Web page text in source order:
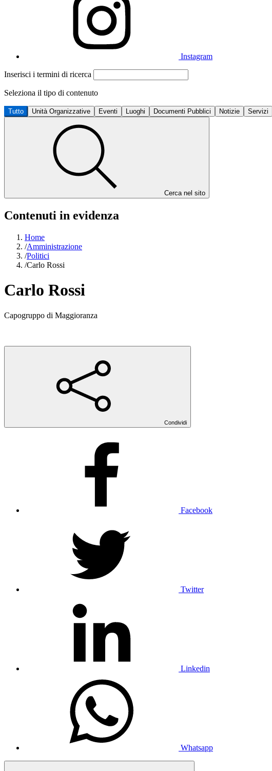
Instagram
Inserisci i termini di ricerca
Seleziona il tipo di contenuto
Tutto Unità Organizzative Eventi Luoghi Documenti Pubblici Notizie Servizi
Cerca nel sito
Contenuti in evidenza
Home
/Amministrazione
/Politici
/Carlo Rossi
Carlo Rossi
Capogruppo di Maggioranza
Condividi
Facebook
Twitter
Linkedin
Whatsapp